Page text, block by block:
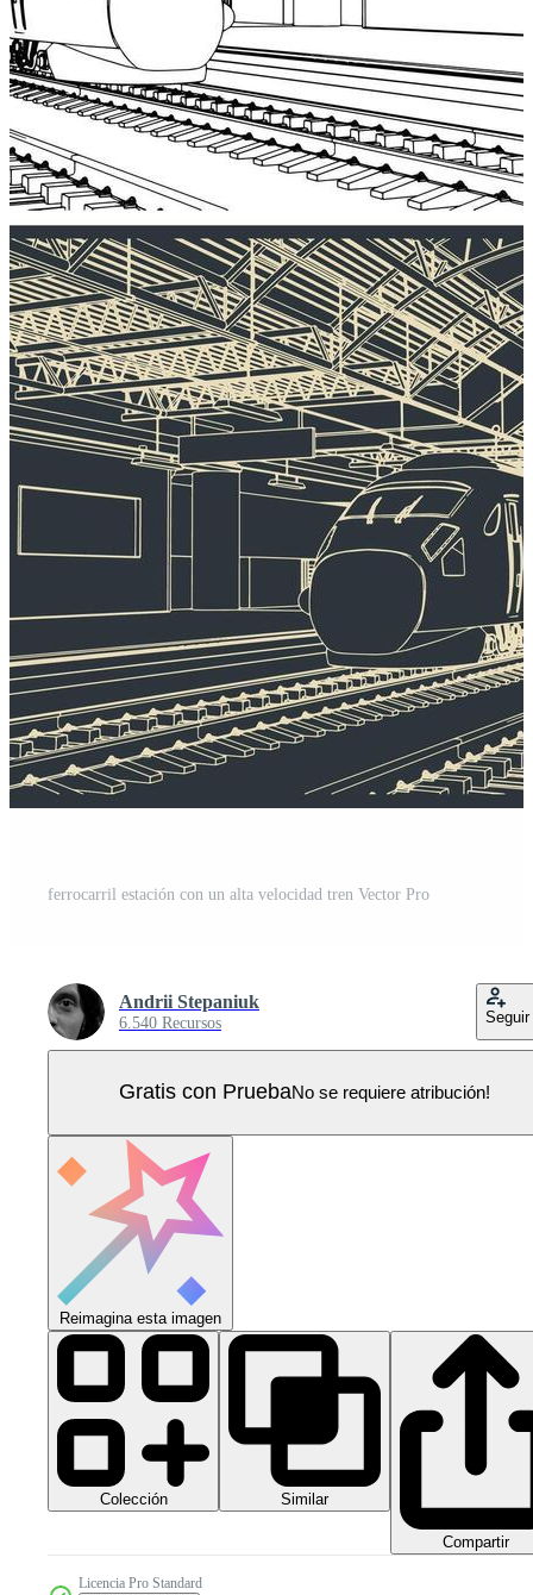
ferrocarril estación con un alta velocidad tren Vector Pro
Andrii Stepaniuk
6.540 Recursos Seguir
Gratis con PruebaNo se requiere atribución!
Reimagina esta imagen
Colección Similar
Compartir
Licencia Pro Standard